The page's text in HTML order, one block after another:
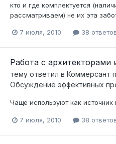
кто и где комплектуется
рассматриваем) не их эта
7 июля, 2010 38
Работа с архитекторами
тему ответил в Коммерсант
Обсуждение эффективных
Чаще используют как
7 июля, 2010 38